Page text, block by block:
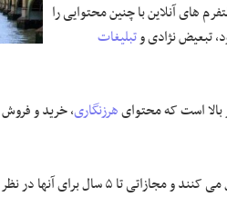
پلتفرم های آنلاین با چنین محتوایی را
تبعیض نژادی وتبلیغات
بالا است که محتوایهرزنگاری، خرید و فروش
برای آنها در نظر می گیرد.